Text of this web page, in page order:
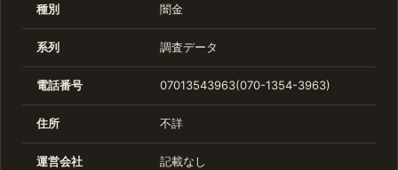
種別 闇金
系列 調査データ
電話番号 07013543963(070-1354-3963)
住所 不詳
運営会社 記載なし